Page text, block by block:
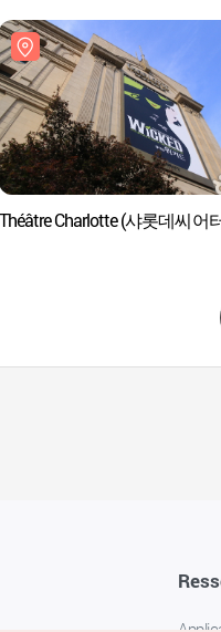
Théâtre Charlotte (샤롯데씨어